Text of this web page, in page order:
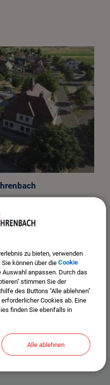
Forchheim. Der Träger ist
zu bieten, verwenden
können über die Cookie
Auswahl anpassen. Durch das
stimmen Sie der
des Buttons "Alle ablehnen"
Cookies ab. Eine
finden Sie ebenfalls in
Alle ablehnen